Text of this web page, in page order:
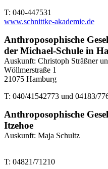
T: 040-447531
www.schnittke-akademie.de
Anthroposophische
der Michael-Schule in
Auskunft: Christoph Sträßner
Wöllmerstraße 1
21075 Hamburg
T: 040/41542773 und 04183/
Anthroposophische
Itzehoe
Auskunft: Maja Schultz
T: 04821/71210